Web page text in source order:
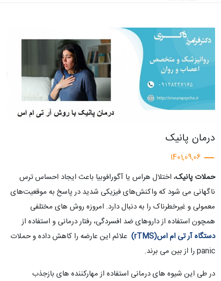
درمان پانیک
1401,09,06
حملات پانیک، اختلال هراس یا آگورافوبیا باعث ایجاد احساس ترس
ناگهانی می شود که واکنش‌های فیزیکی شدید در پاسخ به موقعیت‌های
معمولی و غیرخطرناک را به دنبال دارد. امروزه روش های مختلفی
همچون استفاده از داروهای ضد افسردگی، رفتار درمانی و استفاده از
دستگاه آر تی ام اس(rTMS)
علائم این عارضه را کاهش داده و حملات
panic را از بین می برند.
در طی این شیوه های درمانی استفاده از مهارکننده های بازجذب